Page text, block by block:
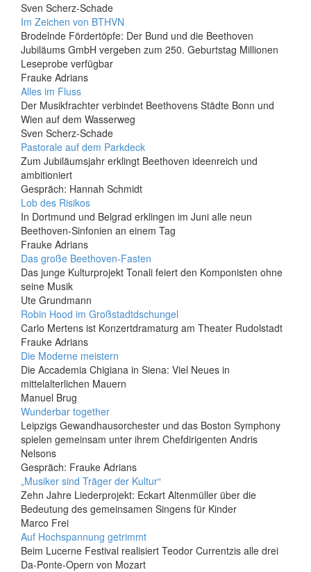
Sven Scherz-Schade
Im Zeichen von BTHVN
Brodelnde Fördertöpfe: Der Bund und die Beethoven
Jubiläums GmbH vergeben zum 250. Geburtstag Millionen
Leseprobe verfügbar
Frauke Adrians
Alles im Fluss
Der Musikfrachter verbindet Beethovens Städte Bonn und
Wien auf dem Wasserweg
Sven Scherz-Schade
Pastorale auf dem Parkdeck
Zum Jubiläumsjahr erklingt Beethoven ideenreich und
ambitioniert
Gespräch: Hannah Schmidt
Lob des Risikos
In Dortmund und Belgrad erklingen im Juni alle neun
Beethoven-Sinfonien an einem Tag
Frauke Adrians
Das große Beethoven-Fasten
Das junge Kulturprojekt Tonali feiert den Komponisten ohne
seine Musik
Ute Grundmann
Robin Hood im Großstadtdschungel
Carlo Mertens ist Konzertdramaturg am Theater Rudolstadt
Frauke Adrians
Die Moderne meistern
Die Accademia Chigiana in Siena: Viel Neues in
mittelalterlichen Mauern
Manuel Brug
Wunderbar together
Leipzigs Gewandhausorchester und das Boston Symphony
spielen gemeinsam unter ihrem Chefdirigenten Andris
Nelsons
Gespräch: Frauke Adrians
„Musiker sind Träger der Kultur“
Zehn Jahre Liederprojekt: Eckart Altenmüller über die
Bedeutung des gemeinsamen Singens für Kinder
Marco Frei
Auf Hochspannung getrimmt
Beim Lucerne Festival realisiert Teodor Currentzis alle drei
Da-Ponte-Opern von Mozart